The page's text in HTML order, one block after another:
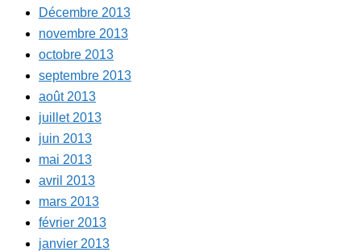
Décembre 2013
novembre 2013
octobre 2013
septembre 2013
août 2013
juillet 2013
juin 2013
mai 2013
avril 2013
mars 2013
février 2013
janvier 2013